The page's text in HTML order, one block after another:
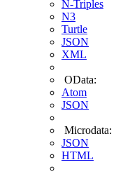
N-Triples
N3
Turtle
JSON
XML
OData:
Atom
JSON
Microdata:
JSON
HTML